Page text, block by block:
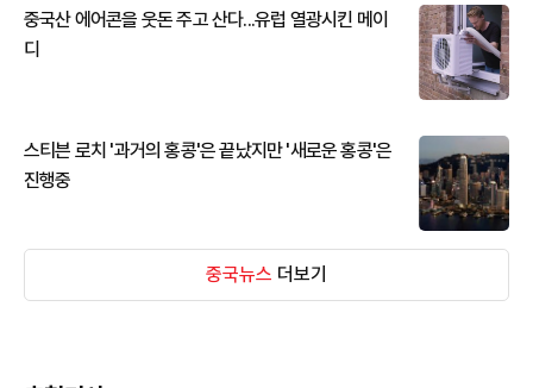
중국산 에어콘을 웃돈 주고 산다...유럽 열광시킨 메이
디
스티븐 로치 '과거의 홍콩'은 끝났지만 '새로운 홍콩'은
진행중
중국뉴스 더보기